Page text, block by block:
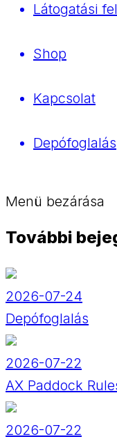
Látogatási
Shop
Kapcsolat
Depófoglalás
Menü bezárása
További
2026-07-24
Depófoglalás
2026-07-22
AX Paddock
2026-07-22